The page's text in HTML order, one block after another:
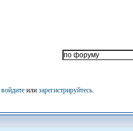
войдите или зарегистрируйтесь.